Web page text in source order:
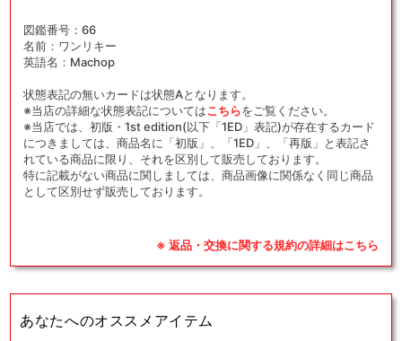
図鑑番号：66
名前：ワンリキー
英語名：Machop
状態表記の無いカードは状態Aとなります。
※当店の詳細な状態表記についてはこちらをご覧ください。
※当店では、初版・1st edition(以下「1ED」表記)が存在するカード
につきましては、商品名に「初版」、「1ED」、「再版」と表記さ
れている商品に限り、それを区別して販売しております。
特に記載がない商品に関しましては、商品画像に関係なく同じ商品
として区別せず販売しております。
※ 返品・交換に関する規約の詳細はこちら
あなたへのオススメアイテム